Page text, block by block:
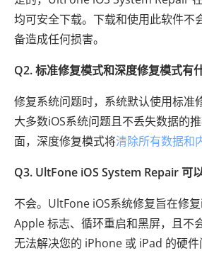
均可安全下载。下载和使用此软件不
备造成任何损害。
Q2. 标准修复模式和深度修复模式有
修复系统问题时，系统默认使用标准
大多数iOS系统问题且不丢失数据的
面，深度修复模式将清除所有数据和
Q3. UltFone iOS System Repair 可
不会。UltFone iOS系统修复旨在修
Apple 标志、循环重启和黑屏，且不
无法解决您的 iPhone 或 iPad 的硬件